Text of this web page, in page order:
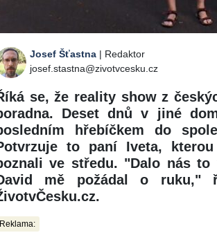
Josef Šťastna | Redaktor
josef.stastna@zivotvcesku.cz
se, že reality show z
Deset dnů v jiné
hřebíčkem do
to paní Iveta,
ve středu. "Dalo nás
mě požádal o ruku,"
Reklama: